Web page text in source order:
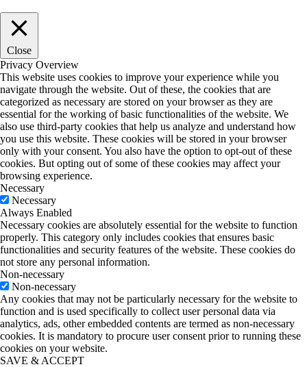
Close
Privacy Overview
This website uses cookies to improve your experience while you
navigate through the website. Out of these, the cookies that are
categorized as necessary are stored on your browser as they are
essential for the working of basic functionalities of the website. We
also use third-party cookies that help us analyze and understand how
you use this website. These cookies will be stored in your browser
only with your consent. You also have the option to opt-out of these
cookies. But opting out of some of these cookies may affect your
browsing experience.
Necessary
Necessary
Always Enabled
Necessary cookies are absolutely essential for the website to function
properly. This category only includes cookies that ensures basic
functionalities and security features of the website. These cookies do
not store any personal information.
Non-necessary
Non-necessary
Any cookies that may not be particularly necessary for the website to
function and is used specifically to collect user personal data via
analytics, ads, other embedded contents are termed as non-necessary
cookies. It is mandatory to procure user consent prior to running these
cookies on your website.
SAVE & ACCEPT